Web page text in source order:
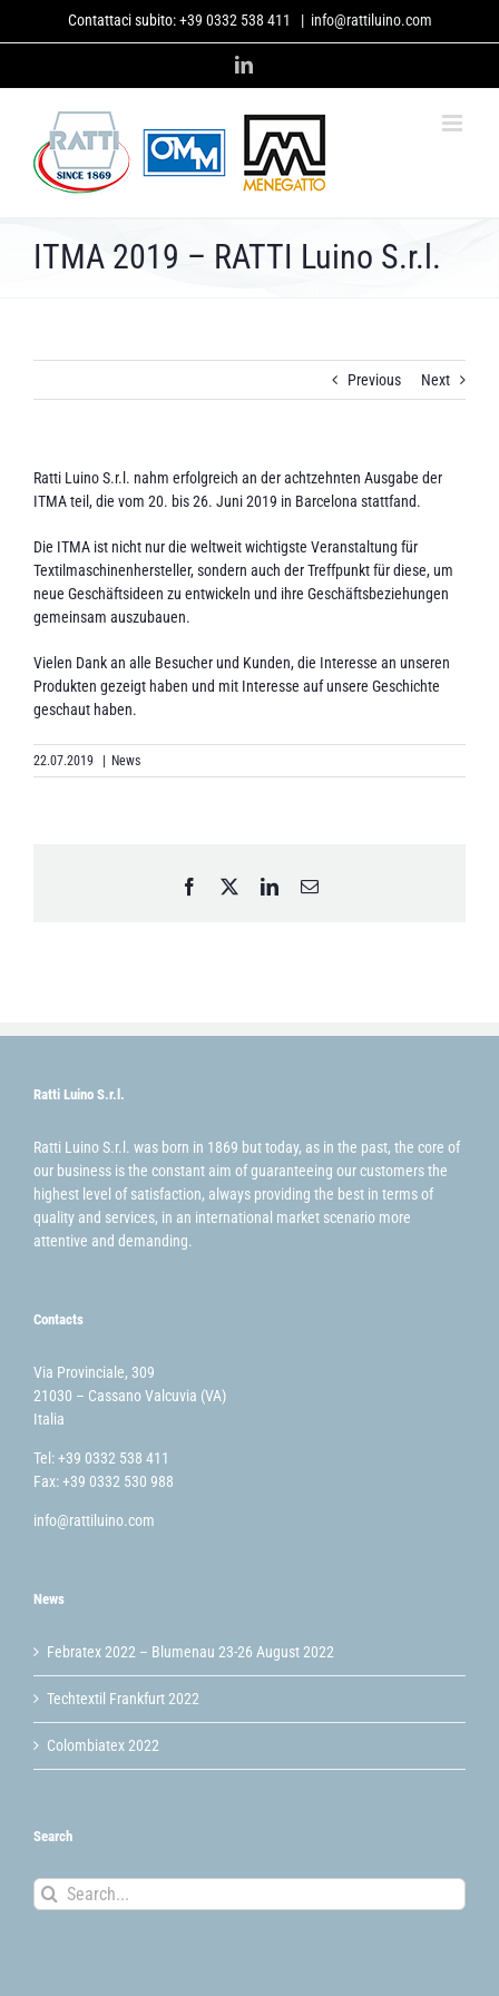
Contattaci subito:+39 0332 538 411 | info@rattiluino.com
LinkedIn
ITMA 2019 – RATTI Luino S.r.l.
Previous Next
Ratti Luino S.r.l. nahm erfolgreich an der achtzehnten Ausgabe der
ITMA teil, die vom 20. bis 26. Juni 2019 in Barcelona stattfand.
Die ITMA ist nicht nur die weltweit wichtigste Veranstaltung für
Textilmaschinenhersteller, sondern auch der Treffpunkt für diese, um
neue Geschäftsideen zu entwickeln und ihre Geschäftsbeziehungen
gemeinsam auszubauen.
Vielen Dank an alle Besucher und Kunden, die Interesse an unseren
Produkten gezeigt haben und mit Interesse auf unsere Geschichte
geschaut haben.
22.07.2019 | News
Facebook LinkedInEmail
Ratti Luino S.r.l.
Ratti Luino S.r.l. was born in 1869 but today, as in the past, the core of
our business is the constant aim of guaranteeing our customers the
highest level of satisfaction, always providing the best in terms of
quality and services, in an international market scenario more
attentive and demanding.
Contacts
Via Provinciale, 309
21030 – Cassano Valcuvia (VA)
Italia
Tel: +39 0332 538 411
Fax: +39 0332 530 988
info@rattiluino.com
News
Febratex 2022 – Blumenau 23-26 August 2022
Techtextil Frankfurt 2022
Colombiatex 2022
Search
Search
for: